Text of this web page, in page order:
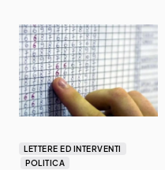
LETTERE ED INTERVENTI
POLITICA